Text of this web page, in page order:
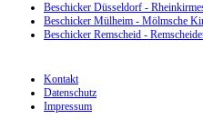
Beschicker Düsseldorf -
Beschicker Mülheim - Mölmsche
Beschicker Remscheid -
Kontakt
Datenschutz
Impressum